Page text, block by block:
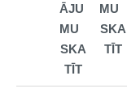
ĀJU
MU
SKA
TĪT
MU
SKA
TĪT